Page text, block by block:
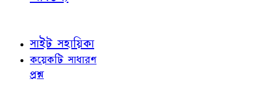
সাইট সহায়িকা
কয়েকটি সাধারণ
প্রশ্ন